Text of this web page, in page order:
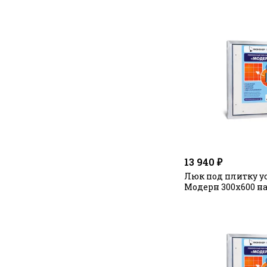
13 940 ₽
Люк под плитку
Модерн 300х600